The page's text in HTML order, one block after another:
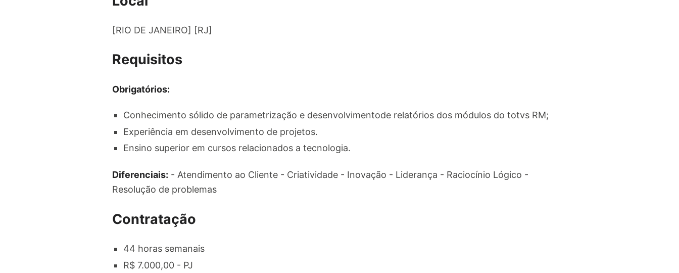
[RIO DE JANEIRO] [RJ]
Requisitos
Obrigatórios:
Conhecimento sólido de parametrização e desenvolvimentode relatórios dos módulos do totvs RM;
Experiência em desenvolvimento de projetos.
Ensino superior em cursos relacionados a tecnologia.
Diferenciais: - Atendimento ao Cliente - Criatividade - Inovação - Liderança - Raciocínio Lógico -
Resolução de problemas
Contratação
44 horas semanais
R$ 7.000,00 - PJ